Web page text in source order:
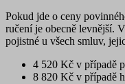
Pokud jde o ceny
ručení je obecně levnější.
pojistné u všech smluv,
4 520 Kč v případě
8 820 Kč v případě